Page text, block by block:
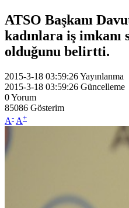
ATSO Başkanı
kadınlara iş imkanı
olduğunu belirtti.
2015-3-18 03:59:26Yayınlanma
2015-3-18 03:59:26 Güncelleme
0Yorum
85086 Gösterim
A- A+